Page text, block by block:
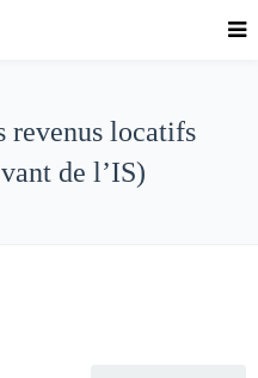
revenus locatifs
de l’IS)